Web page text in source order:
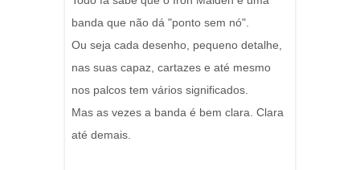
banda que não dá "ponto sem nó".
Ou seja cada desenho, pequeno detalhe,
nas suas capaz, cartazes e até mesmo
nos palcos tem vários significados.
Mas as vezes a banda é bem clara. Clara
até demais.